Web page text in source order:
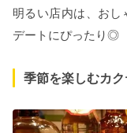
明るい店内は、お
デートにぴったり◎
季節を楽しむカ